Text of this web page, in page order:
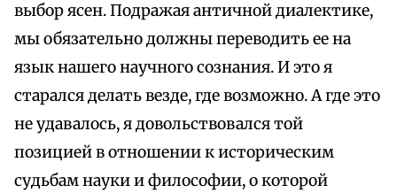
выбор ясен. Подражая античной диалектике,
мы обязательно должны переводить ее на
язык нашего научного сознания. И это я
старался делать везде, где возможно. А где это
не удавалось, я довольствовался той
позицией в отношении к историческим
судьбам науки и философии, о которой